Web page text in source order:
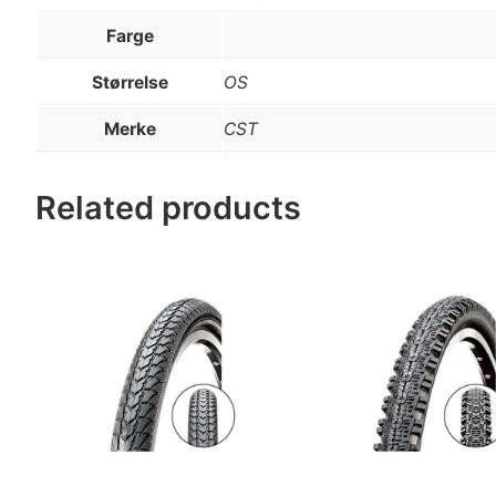
Farge
Størrelse OS
Merke CST
Related products